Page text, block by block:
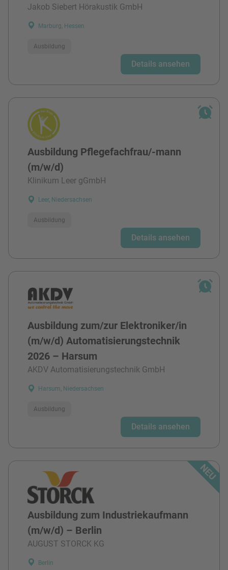
Jakob Siebert Hörakustik GmbH
Marburg, Hessen
Ausbildung
Details ansehen
Ausbildung Pflegefachfrau/-mann
(m/w/d)
Klinikum Leer gGmbH
Leer, Niedersachsen
Ausbildung
Details ansehen
Ausbildung zum/zur Elektroniker/in
(m/w/d) Automatisierungstechnik
2026 – Harsum
AKDV Automatisierungstechnik GmbH
Harsum, Niedersachsen
Ausbildung
Details ansehen
Ausbildung zum Industriekaufmann
(m/w/d) – Berlin
AUGUST STORCK KG
Berlin